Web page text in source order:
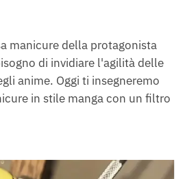
manicure della protagonista
di invidiare l'agilità delle
anime. Oggi ti insegneremo
in stile manga con un filtro